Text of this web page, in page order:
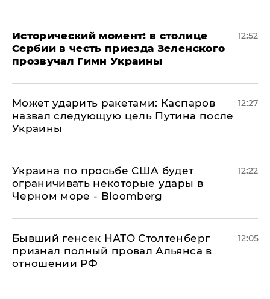
Исторический момент: в столице
Сербии в честь приезда Зеленского
прозвучал Гимн Украины
12:52
Может ударить ракетами: Каспаров
назвал следующую цель Путина после
Украины
12:27
Украина по просьбе США будет
ограничивать некоторые удары в
Черном море - Bloomberg
12:22
Бывший генсек НАТО Столтенберг
признал полный провал Альянса в
отношении РФ
12:05